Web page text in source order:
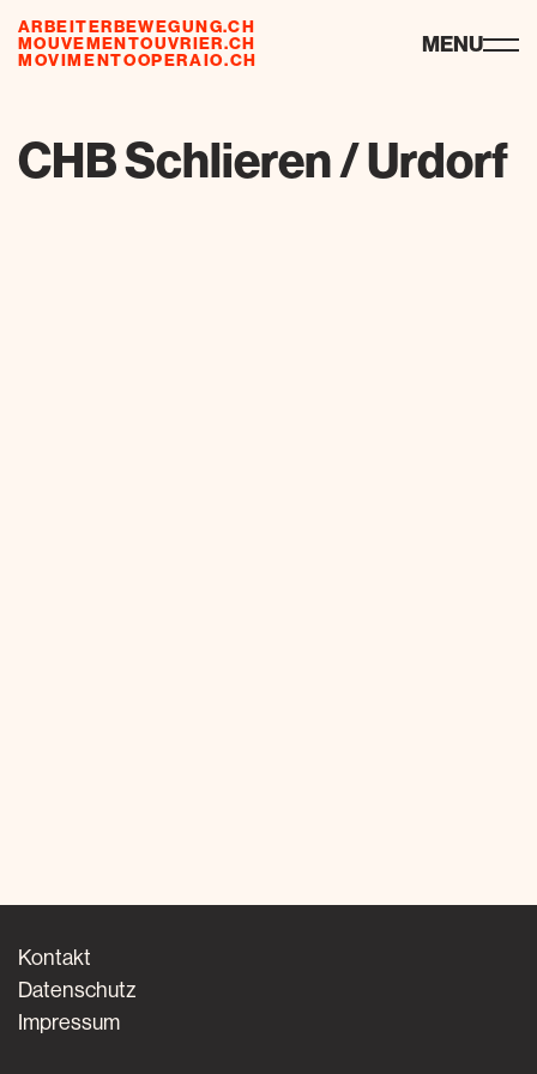
ARBEITERBEWEGUNG.CH
MOUVEMENTOUVRIER.CH
MOVIMENTOOPERAIO.CH
ressourcen MENU
CHB Schlieren / Urdorf
Kontakt
Datenschutz
Impressum